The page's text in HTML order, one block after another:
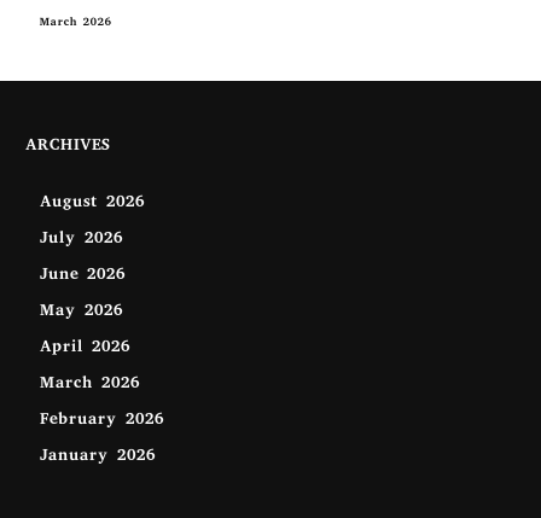
March 2026
ARCHIVES
August 2026
July 2026
June 2026
May 2026
April 2026
March 2026
February 2026
January 2026